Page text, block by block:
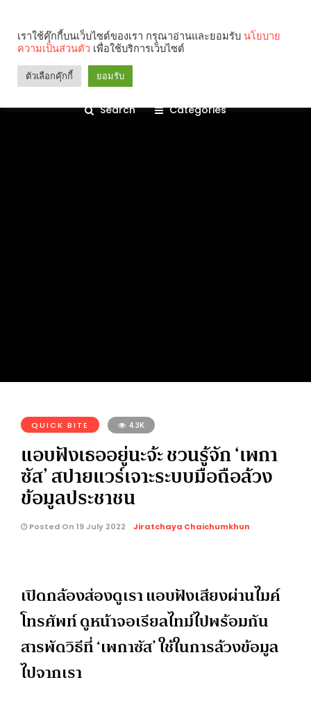
Search Categories
QUICK BITE 4.3K
แอบฟังเธออยู่นะจ้ะ ชวนรู้จัก ‘เพกา
ซัส’ สปายแวร์เจาะระบบมือถือล้วง
ข้อมูลประชาชน
Posted On 19 July 2022 Jiratchaya Chaichumkhun
เปิดกล้องส่องดูเรา แอบฟังเสียงผ่านไมค์
โทรศัพท์ ดูหน้าจอเรียลไทม์ไปพร้อมกัน
สารพัดวิธีที่ ‘เพกาซัส’ ใช้ในการล้วงข้อมูล
ไปจากเรา
เราใช้คุ๊กกี้บนเว็บไซต์ของเรา กรุณาอ่านและยอมรับ นโยบาย
ความเป็นส่วนตัว เพื่อใช้บริการเว็บไซต์
ตัวเลือกคุ๊กกี้ ยอมรับ